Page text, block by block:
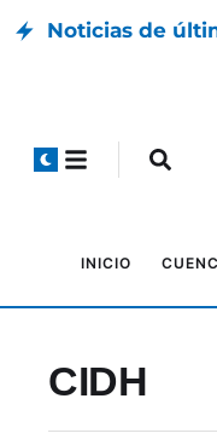
Noticias de
INICIO
CIDH